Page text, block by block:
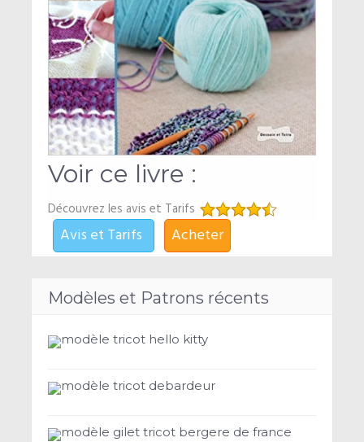
Voir ce livre :
Découvrez les avis et Tarifs
Acheter
Avis et Tarifs
Modèles et Patrons récents
modèle tricot hello kitty
modèle tricot debardeur
modèle gilet tricot bergere de france